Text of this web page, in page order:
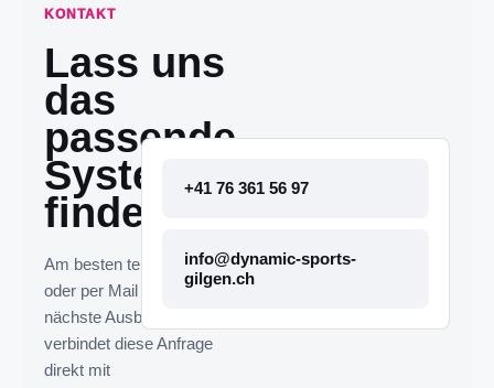
KONTAKT
Lass uns
das
passende
System
finden.
Am besten telefonisch
oder per Mail melden. Die
nächste Ausbaustufe
verbindet diese Anfrage
direkt mit
+41 76 361 56 97
info@dynamic-sports-
gilgen.ch